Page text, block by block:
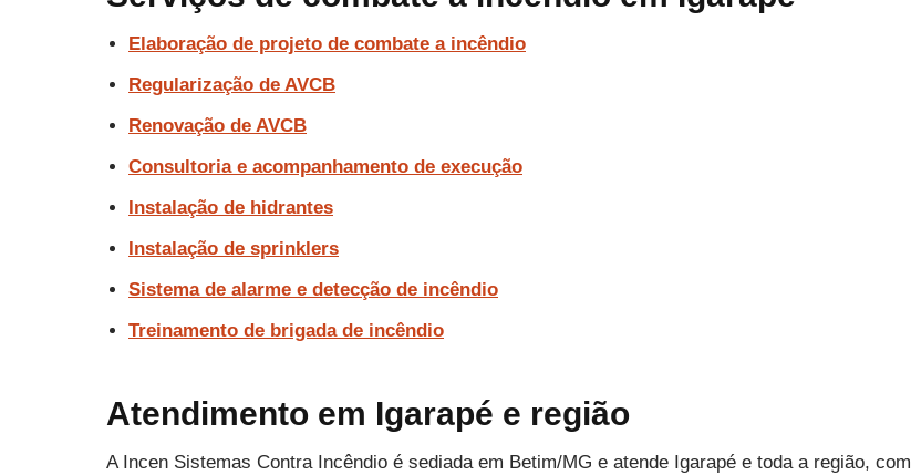
Elaboração de projeto de combate a incêndio
Regularização de AVCB
Renovação de AVCB
Consultoria e acompanhamento de execução
Instalação de hidrantes
Instalação de sprinklers
Sistema de alarme e detecção de incêndio
Treinamento de brigada de incêndio
Atendimento em Igarapé e região
A Incen Sistemas Contra Incêndio é sediada em Betim/MG e atende Igarapé e toda a região, com